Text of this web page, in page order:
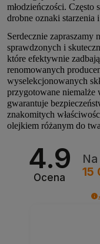
młodzieńczości. Często
drobne oznaki starzenia
Serdecznie
sprawdzonych i
które efektywnie
renomowanych
wyselekcjonowanych
przygotowane niemalże
gwarantuje
znakomitych
olejkiem różanym do
4.9
Ocena
15